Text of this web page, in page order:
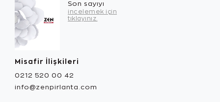
Son sayıyı
incelemek için
tıklayınız.
Misafir İlişkileri
0212 520 00 42
info@zenpirlanta.com